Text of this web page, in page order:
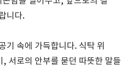
니다.
기 속에 가득합니다. 식탁 위
서로의 안부를 묻던 따뜻한 말들